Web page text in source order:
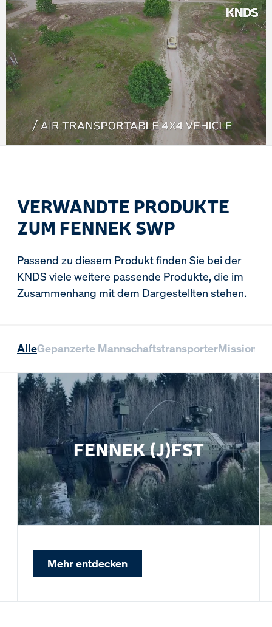
VERWANDTE PRODUKTE
ZUM FENNEK SWP
Passend zu diesem Produkt finden Sie bei der
KNDS viele weitere passende Produkte, die im
Zusammenhang mit dem Dargestellten stehen.
AlleGepanzerte Mannschaftstransporter
FENNEK (J)FST
Mehr entdecken